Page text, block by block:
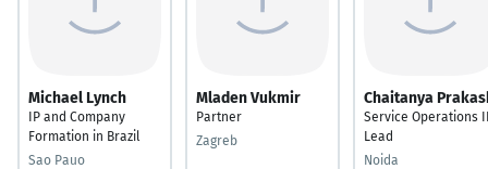
Michael Lynch
IP and Company
Formation in Brazil
Sao Pauo
Mladen Vukmir
Partner
Zagreb
Chaitanya
Service Operations
Lead
Noida